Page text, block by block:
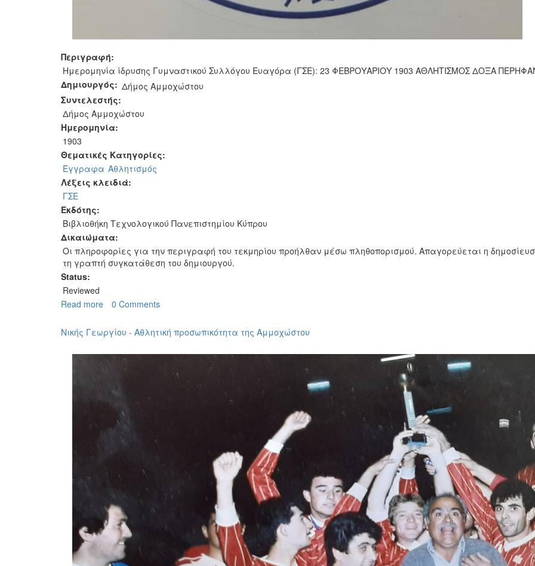
Περιγραφή:
Ημερομηνία ίδρυσης Γυμναστικού Συλλόγου Ευαγόρα (ΓΣΕ): 23 ΦΕΒΡΟΥΑΡΙΟΥ 1903 ΑΘΛΗΤΙΣΜΟΣ ΔΟΞΑ
Δημιουργός: Δήμος Αμμοχώστου
Συντελεστής:
Δήμος Αμμοχώστου
Ημερομηνία:
1903
Θεματικές Κατηγορίες:
Έγγραφα Αθλητισμός
Λέξεις κλειδιά:
ΓΣΕ
Εκδότης:
Βιβλιοθήκη Τεχνολογικού Πανεπιστημίου Κύπρου
Δικαιώματα:
Οι πληροφορίες για την περιγραφή του τεκμηρίου προήλθαν μέσω πληθοπορισμού. Απαγορεύεται η
τη γραπτή συγκατάθεση του δημιουργού.
Status:
Reviewed
Read more about
Λογότυπο
0 Comments
Νικής Γεωργίου - Αθλητική προσωπικότητα της Αμμοχώστου